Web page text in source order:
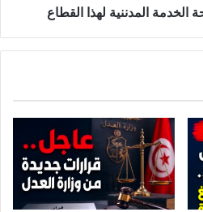
المدننية لهذا القطاع